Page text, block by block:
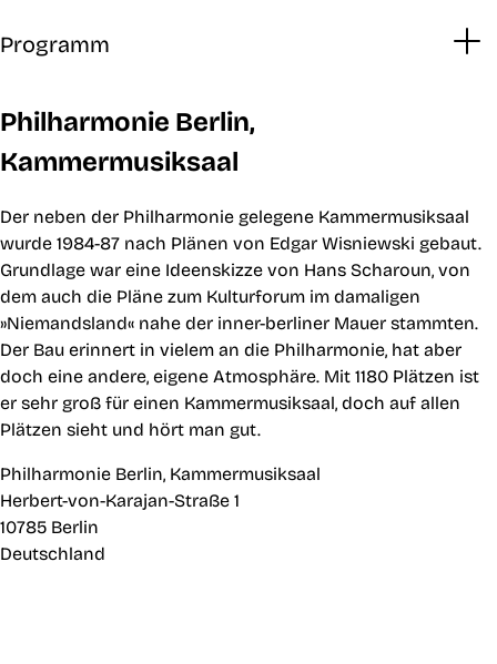
Programm
Philharmonie Berlin,
Kammermusiksaal
Der neben der Philharmonie gelegene Kammermusiksaal
wurde 1984-87 nach Plänen von Edgar Wisniewski gebaut.
Grundlage war eine Ideenskizze von Hans Scharoun, von
dem auch die Pläne zum Kulturforum im damaligen
»Niemandsland« nahe der inner-berliner Mauer stammten.
Der Bau erinnert in vielem an die Philharmonie, hat aber
doch eine andere, eigene Atmosphäre. Mit 1180 Plätzen ist
er sehr groß für einen Kammermusiksaal, doch auf allen
Plätzen sieht und hört man gut.
Philharmonie Berlin, Kammermusiksaal
Herbert-von-Karajan-Straße 1
10785 Berlin
Deutschland